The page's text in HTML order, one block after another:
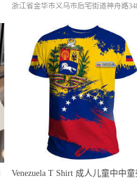
Venezuela T Shirt 成人儿童中中童